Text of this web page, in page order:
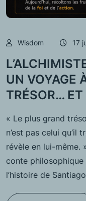
Wisdom 17
UN VOYAGE
TRÉSOR…
« Le plus grand
n’est pas celui qu’il
révèle en lui-même.
conte
l’histoire de